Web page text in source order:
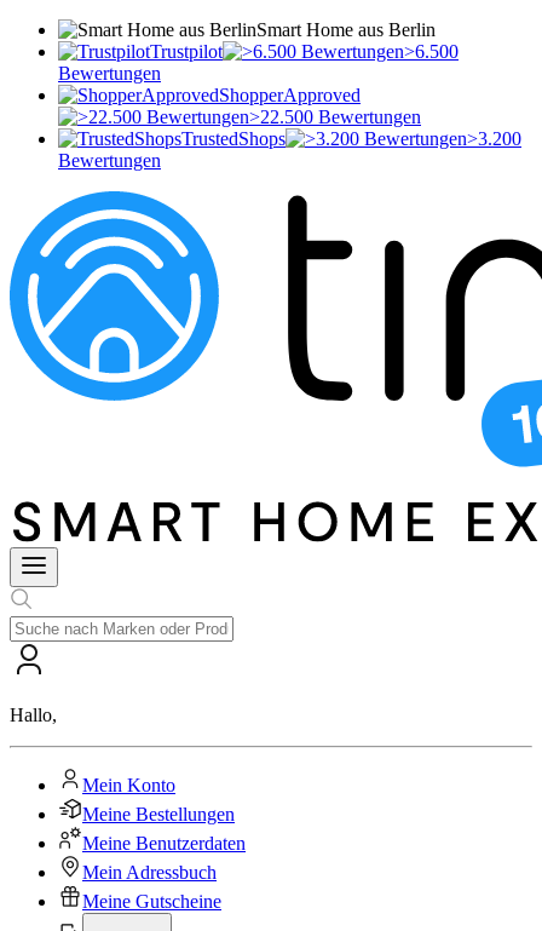
Smart Home aus Berlin
Trustpilot
>6.500
Bewertungen
ShopperApproved
>22.500 Bewertungen
TrustedShops
>3.200
Bewertungen
Hallo,
Mein Konto
Meine Bestellungen
Meine Benutzerdaten
Mein Adressbuch
Meine Gutscheine